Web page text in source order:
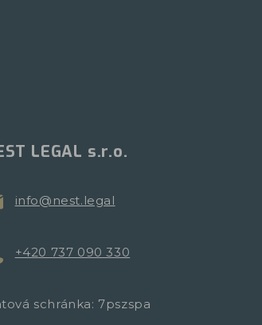
LEGAL s.r.o.
info@nest.legal
+420 737 090 330
schránka: 7pszspa